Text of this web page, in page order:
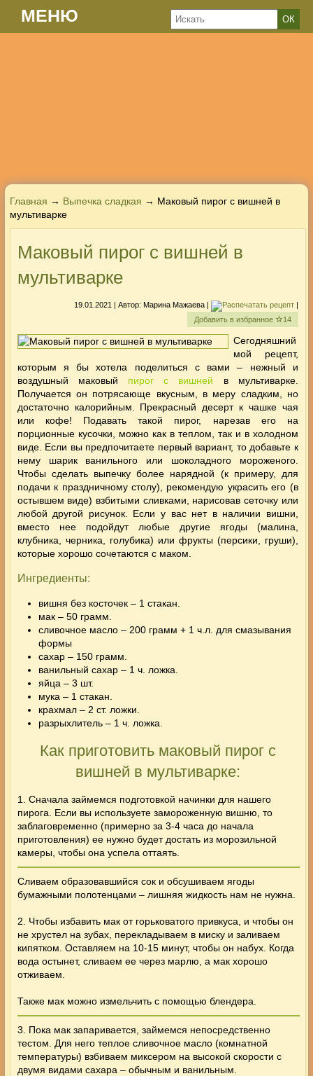
МЕНЮ
Главная → Выпечка сладкая → Маковый пирог с вишней в
мультиварке
Маковый пирог с вишней в
мультиварке
19.01.2021 | Автор: Марина Мажаева|
|
Добавить в избранное
14
Сегодняшний
мой рецепт,
которым я бы хотела поделиться с вами – нежный и
воздушный маковый пирог с вишней в мультиварке.
Получается он потрясающе вкусным, в меру сладким, но
достаточно калорийным. Прекрасный десерт к чашке чая
или кофе! Подавать такой пирог, нарезав его на
порционные кусочки, можно как в теплом, так и в холодном
виде. Если вы предпочитаете первый вариант, то добавьте к
нему шарик ванильного или шоколадного мороженого.
Чтобы сделать выпечку более нарядной (к примеру, для
подачи к праздничному столу), рекомендую украсить его (в
остывшем виде) взбитыми сливками, нарисовав сеточку или
любой другой рисунок. Если у вас нет в наличии вишни,
вместо нее подойдут любые другие ягоды (малина,
клубника, черника, голубика) или фрукты (персики, груши),
которые хорошо сочетаются с маком.
Ингредиенты:
вишня без косточек – 1 стакан.
мак – 50 грамм.
сливочное масло – 200 грамм + 1 ч.л. для смазывания
формы
сахар – 150 грамм.
ванильный сахар – 1 ч. ложка.
яйца – 3 шт.
мука – 1 стакан.
крахмал – 2 ст. ложки.
разрыхлитель – 1 ч. ложка.
Как приготовить маковый пирог с
вишней в мультиварке:
1. Сначала займемся подготовкой начинки для нашего
пирога. Если вы используете замороженную вишню, то
заблаговременно (примерно за 3-4 часа до начала
приготовления) ее нужно будет достать из морозильной
камеры, чтобы она успела оттаять.
Сливаем образовавшийся сок и обсушиваем ягоды
бумажными полотенцами – лишняя жидкость нам не нужна.
2. Чтобы избавить мак от горьковатого привкуса, и чтобы он
не хрустел на зубах, перекладываем в миску и заливаем
кипятком. Оставляем на 10-15 минут, чтобы он набух. Когда
вода остынет, сливаем ее через марлю, а мак хорошо
отживаем.
Также мак можно измельчить с помощью блендера.
3. Пока мак запаривается, займемся непосредственно
тестом. Для него теплое сливочное масло (комнатной
температуры) взбиваем миксером на высокой скорости с
двумя видами сахара – обычным и ванильным.